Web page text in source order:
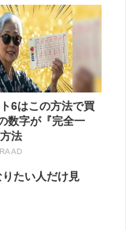
6はこの方法で買
数字が『完全一
法
AD
りたい人だけ見